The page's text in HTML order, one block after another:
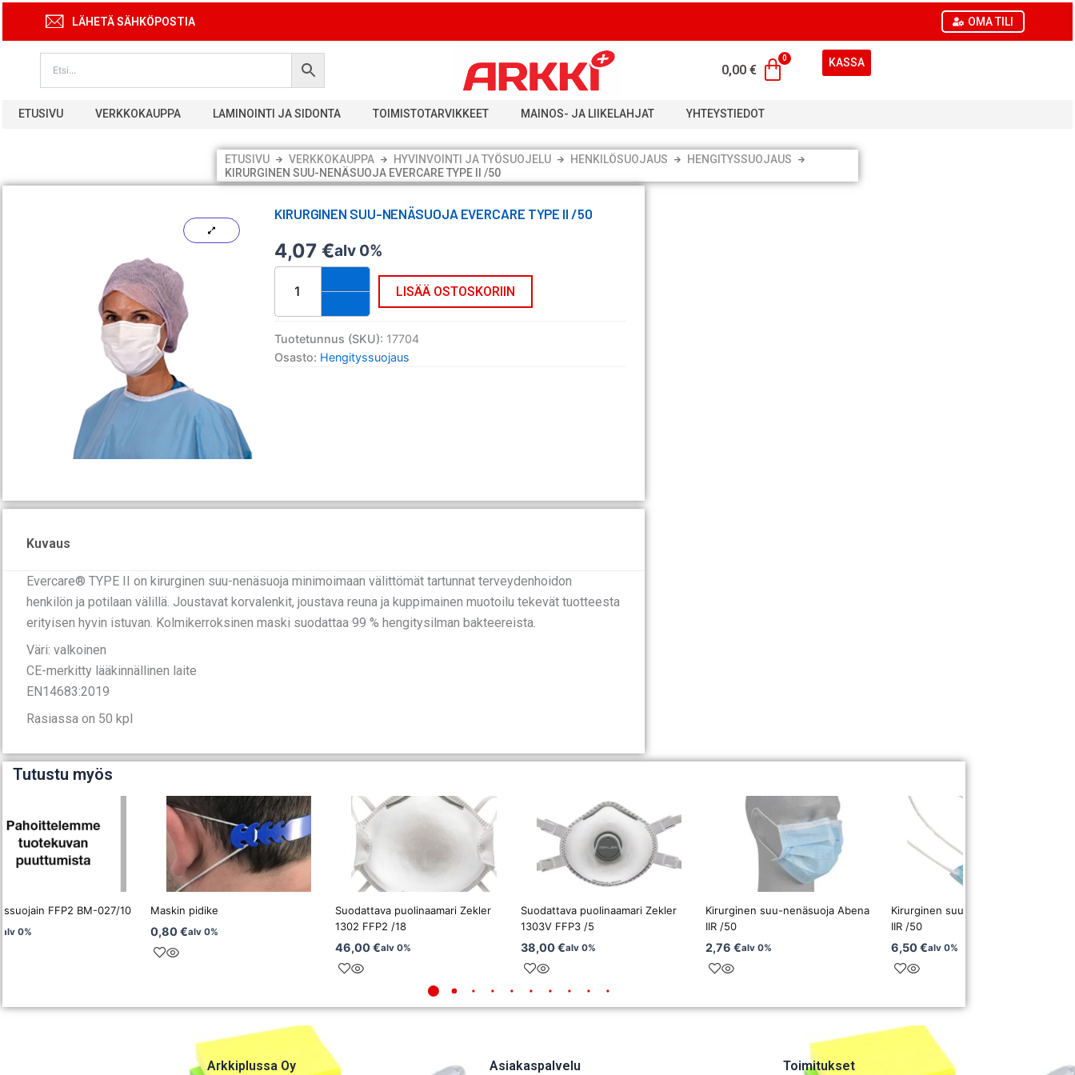
sisältöön
LÄHETÄ SÄHKÖPOSTIA OMA TILI
0,00 €
KASSA
ETUSIVU VERKKOKAUPPA LAMINOINTI JA SIDONTA TOIMISTOTARVIKKEET MAINOS- JA LIIKELAHJAT YHTEYSTIEDOT
ETUSIVU VERKKOKAUPPA HYVINVOINTI JA TYÖSUOJELU HENKILÖSUOJAUS
HENGITYSSUOJAUS
KIRURGINEN SUU-NENÄSUOJA EVERCARE TYPE II /50
KIRURGINEN SUU-NENÄSUOJA EVERCARE TYPE II /50
4,07€alv 0%
Kirurginen
suu-
evercare
Type
II
LISÄÄ OSTOSKORIIN
Tuotetunnus (SKU): 17704
Osasto: Hengityssuojaus
Kuvaus
Evercare® TYPE II on kirurginen suu-nenäsuoja minimoimaan välittömät tartunnat terveydenhoidon
henkilön ja potilaan välillä. Joustavat korvalenkit, joustava reuna ja kuppimainen muotoilu tekevät tuotteesta
erityisen hyvin istuvan. Kolmikerroksinen maski suodattaa 99 % hengitysilman bakteereista.
Väri: valkoinen
CE-merkitty lääkinnällinen laite
EN14683:2019
Rasiassa on 50 kpl
Tutustu myös
FFP2 BM-027/10
alv 0%
Maskin pidike
0,80€alv 0%
Suodattava puolinaamari Zekler
1302 FFP2 /18
46,00€alv 0%
Suodattava puolinaamari Zekler
1303V FFP3 /5
38,00€alv 0%
Kirurginen suu-nenäsuoja Abena
IIR /50
2,76€alv 0%
Kirurginen suu-nenäsuojus Lifa Air
IIR /50
6,50€alv 0%
Arkkiplussa Oy Asiakaspalvelu Toimitukset